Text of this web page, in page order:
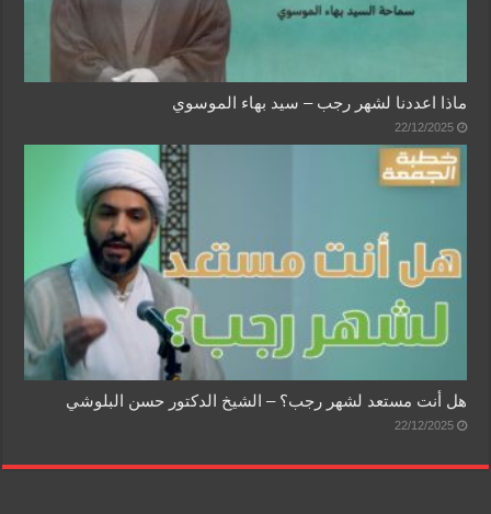
ماذا اعددنا لشهر رجب – سيد بهاء الموسوي
22/12/2025
هل أنت مستعد لشهر رجب؟ – الشيخ الدكتور حسن البلوشي
22/12/2025